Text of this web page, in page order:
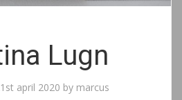
Lugn
april 2020 by marcus